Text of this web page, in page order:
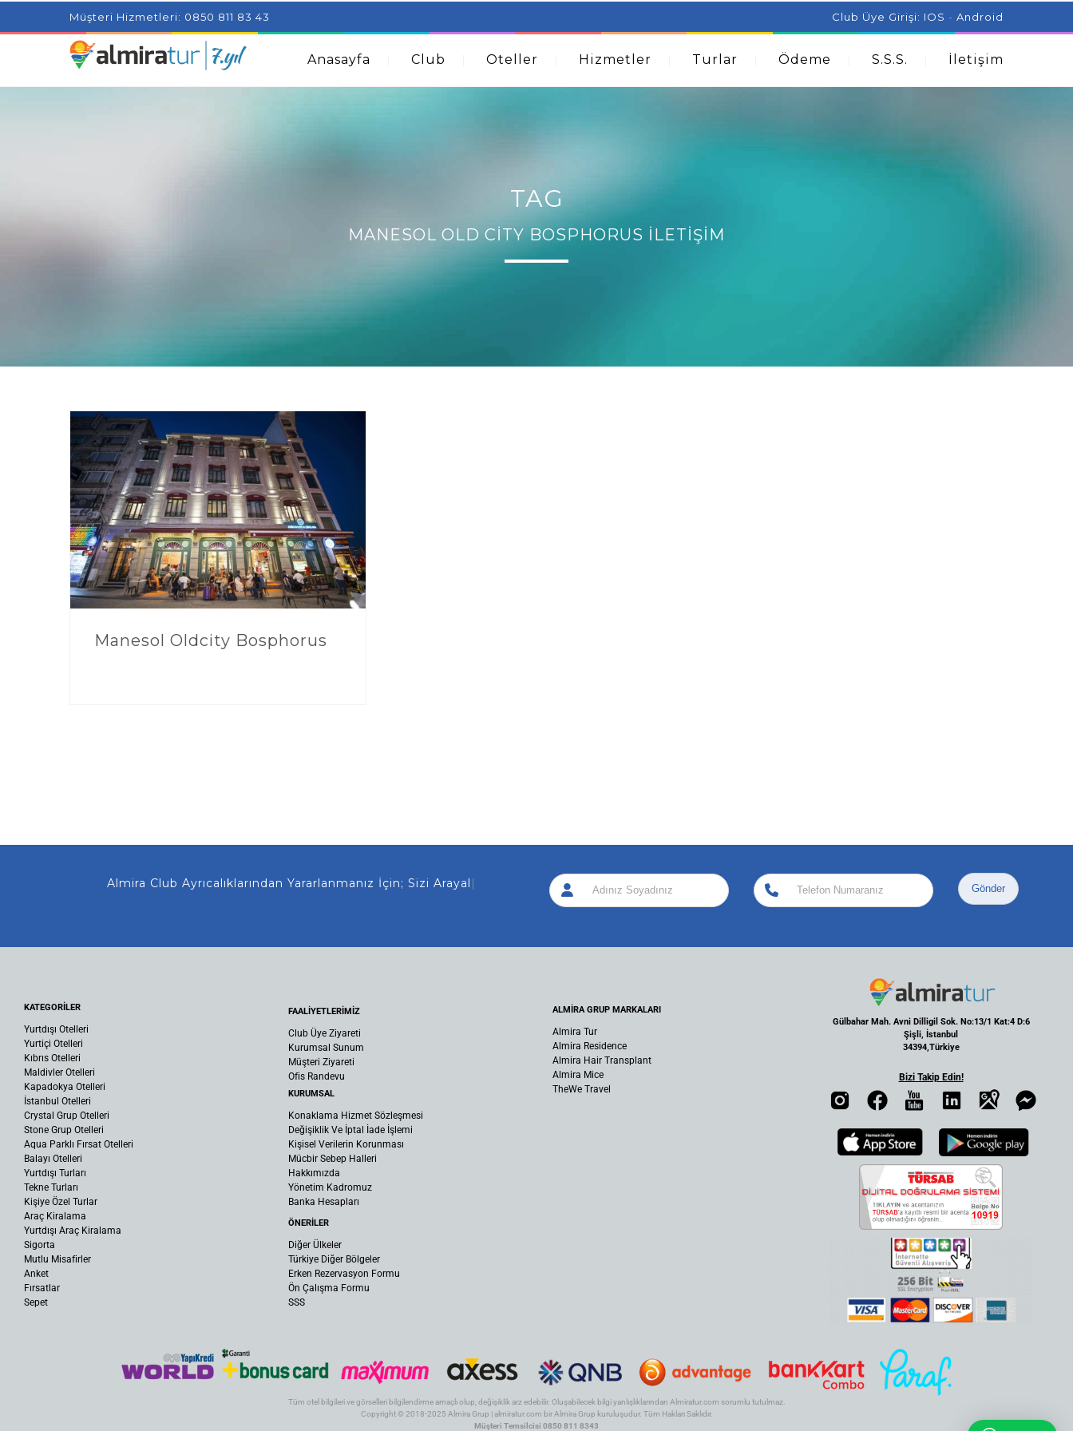
Project Milenial featuring news blogs and tutorials How A Dermatologist Can Help With Acne Problems Aromatherapy And
Kids Amazingly Simple Skin Care Tips For People With Acne
Müşteri Hizmetleri: 0850 811 83 43 Club Üye Girişi: IOS - Android
Anasayfa Club Oteller Hizmetler Turlar Ödeme S.S.S. İletişim
TAG
MANESOL OLD CITY BOSPHORUS İLETIŞIM
Manesol Oldcity Bosphorus
Almira Club Ayrıcalıklarından Yararlanmanız İçin; Sizi Arayalım! Gönder
KATEGORİLER
Yurtdışı Otelleri
Yurtiçi Otelleri
Kıbrıs Otelleri
Maldivler Otelleri
Kapadokya Otelleri
İstanbul Otelleri
Crystal Grup Otelleri
Stone Grup Otelleri
Aqua Parklı Fırsat Otelleri
Balayı Otelleri
Yurtdışı Turları
Tekne Turları
Kişiye Özel Turlar
Araç Kiralama
Yurtdışı Araç Kiralama
Sigorta
Mutlu Misafirler
Anket
Fırsatlar
Sepet
FAALİYETLERİMİZ
Club Üye Ziyareti
Kurumsal Sunum
Müşteri Ziyareti
Ofis Randevu
KURUMSAL
Konaklama Hizmet Sözleşmesi
Değişiklik Ve İptal İade İşlemi
Kişisel Verilerin Korunması
Mücbir Sebep Halleri
Hakkımızda
Yönetim Kadromuz
Banka Hesapları
ÖNERİLER
Diğer Ülkeler
Türkiye Diğer Bölgeler
Erken Rezervasyon Formu
Ön Çalışma Formu
SSS
ALMİRA GRUP MARKALARI
Almira Tur
Almira Residence
Almira Hair Transplant
Almira Mice
TheWe Travel
Gülbahar Mah. Avni Dilligil Sok. No:13/1 Kat:4 D:6
Şişli, İstanbul
34394,Türkiye
Bizi Takip Edin!
Tüm otel bilgileri ve görselleri bilgilendirme amaçlı olup, değişiklik arz edebilir. Oluşabilecek bilgi yanlışlıklarından Almiratur.com sorumlu tutulmaz.
Copyright © 2018-2025 Almira Grup | almiratur.com bir Almira Grup kuruluşudur. Tüm Hakları Saklıdır.
Müşteri Temsilcisi 0850 811 8343